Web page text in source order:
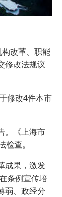
改革、职能
修改法规议
修改4件本市
。《上海市
查。
成果，激发
条例宣传培
弱、政经分